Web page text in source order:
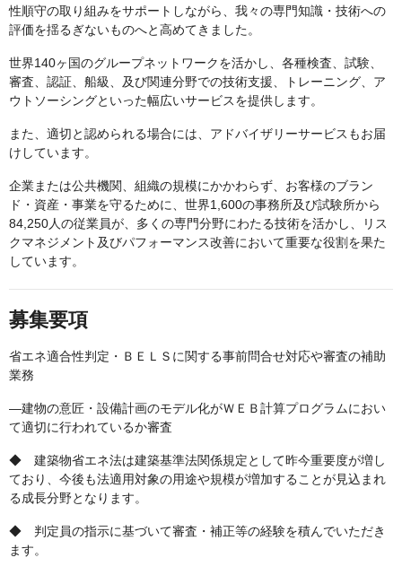
性順守の取り組みをサポートしながら、我々の専門知識・技術への
評価を揺るぎないものへと高めてきました。
世界140ヶ国のグループネットワークを活かし、各種検査、試験、
審査、認証、船級、及び関連分野での技術支援、トレーニング、ア
ウトソーシングといった幅広いサービスを提供します。
また、適切と認められる場合には、アドバイザリーサービスもお届
けしています。
企業または公共機関、組織の規模にかかわらず、お客様のブラン
ド・資産・事業を守るために、世界1,600の事務所及び試験所から
84,250人の従業員が、多くの専門分野にわたる技術を活かし、リス
クマネジメント及びパフォーマンス改善において重要な役割を果た
しています。
募集要項
省エネ適合性判定・ＢＥＬＳに関する事前問合せ対応や審査の補助
業務
―建物の意匠・設備計画のモデル化がＷＥＢ計算プログラムにおい
て適切に行われているか審査
◆ 建築物省エネ法は建築基準法関係規定として昨今重要度が増し
ており、今後も法適用対象の用途や規模が増加することが見込まれ
る成長分野となります。
◆ 判定員の指示に基づいて審査・補正等の経験を積んでいただき
ます。